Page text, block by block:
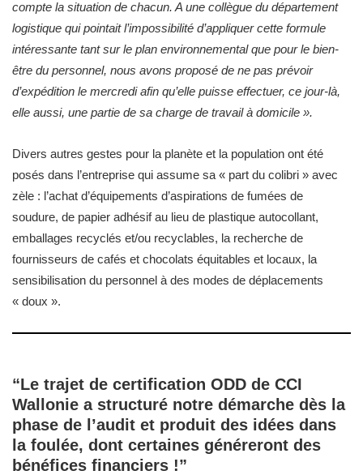
compte la situation de chacun. A une collègue du département
logistique qui pointait l’impossibilité d’appliquer cette formule
intéressante tant sur le plan environnemental que pour le bien-
être du personnel, nous avons proposé de ne pas prévoir
d’expédition le mercredi afin qu’elle puisse effectuer, ce jour-là,
elle aussi, une partie de sa charge de travail à domicile ».
Divers autres gestes pour la planète et la population ont été
posés dans l’entreprise qui assume sa « part du colibri » avec
zèle : l’achat d’équipements d’aspirations de fumées de
soudure, de papier adhésif au lieu de plastique autocollant,
emballages recyclés et/ou recyclables, la recherche de
fournisseurs de cafés et chocolats équitables et locaux, la
sensibilisation du personnel à des modes de déplacements
« doux ».
“Le trajet de certification ODD de CCI
Wallonie a structuré notre démarche dès la
phase de l’audit et produit des idées dans
la foulée, dont certaines généreront des
bénéfices financiers !”